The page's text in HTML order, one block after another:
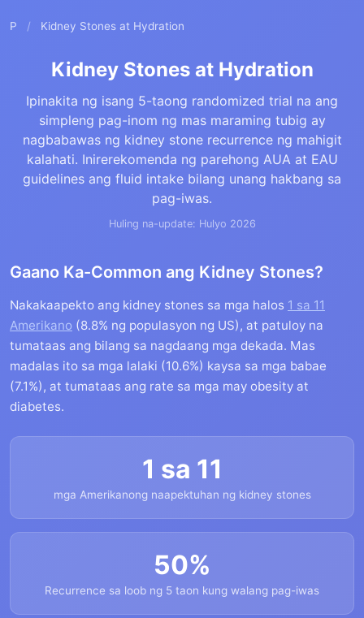
P / Kidney Stones at Hydration
Kidney Stones at Hydration
Ipinakita ng isang 5-taong randomized trial na ang
simpleng pag-inom ng mas maraming tubig ay
nagbabawas ng kidney stone recurrence ng mahigit
kalahati. Inirerekomenda ng parehong AUA at EAU
guidelines ang fluid intake bilang unang hakbang sa
pag-iwas.
Huling na-update: Hulyo 2026
Gaano Ka-Common ang Kidney Stones?
Nakakaapekto ang kidney stones sa mga halos 1 sa 11
Amerikano (8.8% ng populasyon ng US), at patuloy na
tumataas ang bilang sa nagdaang mga dekada. Mas
madalas ito sa mga lalaki (10.6%) kaysa sa mga babae
(7.1%), at tumataas ang rate sa mga may obesity at
diabetes.
1 sa 11
mga Amerikanong naapektuhan ng kidney stones
50%
Recurrence sa loob ng 5 taon kung walang pag-iwas